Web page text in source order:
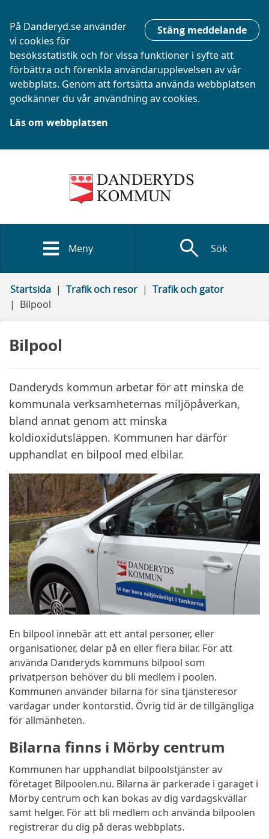
Stäng meddelande
På Danderyd.se använder
vi cookies för
besöksstatistik och för vissa funktioner i syfte att
förbättra och förenkla användarupplevelsen av vår
webbplats. Genom att fortsätta använda webbplatsen
godkänner du vår användning av cookies.
Läs om webbplatsen
Meny search Sök
Startsida Trafik och resor
Trafik och gator
Bilpool
Bilpool
Danderyds kommun arbetar för att minska de
kommunala verksamheternas miljöpåverkan,
bland annat genom att minska
koldioxidutsläppen. Kommunen har därför
upphandlat en bilpool med elbilar.
En bilpool innebär att ett antal personer, eller
organisationer, delar på en eller flera bilar. För att
använda Danderyds kommuns bilpool som
privatperson behöver du bli medlem i poolen.
Kommunen använder bilarna för sina tjänsteresor
vardagar under kontorstid. Övrig tid är de tillgängliga
för allmänheten.
Bilarna finns i Mörby centrum
Kommunen har upphandlat bilpoolstjänster av
företaget Bilpoolen.nu. Bilarna är parkerade i garaget i
Mörby centrum och kan bokas av dig vardagskvällar
samt helger. För att bli medlem och använda bilpoolen
registrerar du dig på deras webbplats.